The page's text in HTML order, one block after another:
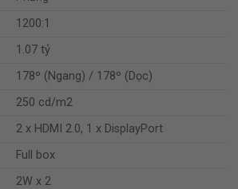
1200:1
1.07 tỷ
178º (Ngang) / 178º (Dọc)
250 cd/m2
2 x HDMI 2.0, 1 x DisplayPort
Full box
2W x 2